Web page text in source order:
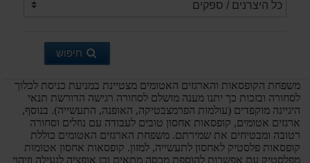
חיפוש
משפחת הקופסאות והארגזים האטומים מצטיינת במניעת כניסת לכלוך
לסחורה ובזכות כך יתנו מענה מושלם לסחורה רגישה הדורשת תנאי
היגיינה מוקפדים (עולמות הפרמצבטיקה, האופנה, התעשייה). בנוסף,
ארגזים אטומים, קופסאות אחסון טובים לעבודה עם נוזלים וסחורה
רטובה ומבטיחים את שמירתם. משפחת הארגזים האטומים כוללת
קופסאות פלסטיק לאחסון לתעשייה, למזון. קופסאות אחסון אטומות
מפלסטיק עם אפשרות להוספת מכסה מתאים וכן אופציה לנעילה וזיהוי